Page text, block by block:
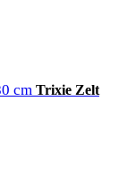
Trixie Zelt